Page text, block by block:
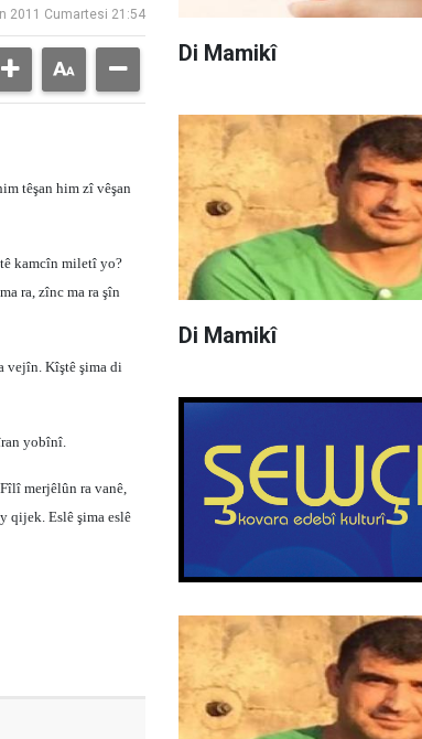
2011 Cumartesi 21:54
têşan him zî vêşan
kamcîn miletî yo?
ra, zînc ma ra şîn
vejîn. Kîştê şima di
yobînî.
merjêlûn ra vanê,
qijek. Eslê şima eslê
Di Mamikî
Di Mamikî